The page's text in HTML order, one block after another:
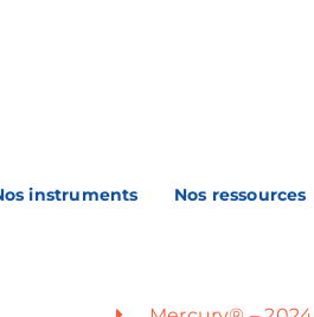
instruments Nos ressources